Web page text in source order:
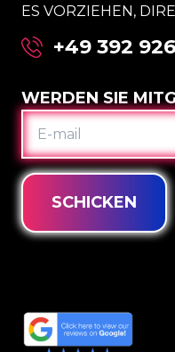
ES VORZIEHEN,
+49 392
WERDEN SIE
E-
MAIL
SCHICKEN